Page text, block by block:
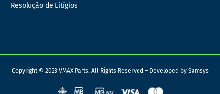
Resolução de Litígios
Copyright © 2023 VMAX Parts. All Rights Reserved – Developed by Samsys